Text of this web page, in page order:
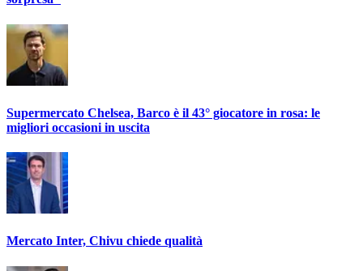
Supermercato Chelsea, Barco è il 43° giocatore in rosa: le
migliori occasioni in uscita
Mercato Inter, Chivu chiede qualità